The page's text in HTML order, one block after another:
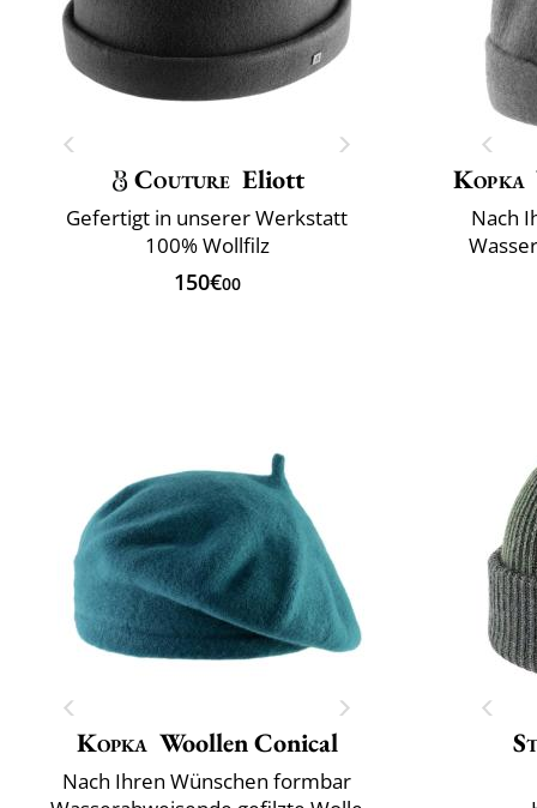
Couture Eliott
Gefertigt in unserer Werkstatt
100% Wollfilz
150€00
Kopka
Nach
Kopka Woollen Conical
Nach Ihren Wünschen formbar